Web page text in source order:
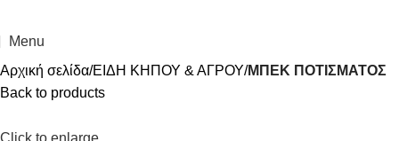
Menu
Αρχική σελίδα ΕΙΔΗ ΚΗΠΟΥ & ΑΓΡΟΥ ΜΠΕΚ ΠΟΤΙΣΜΑΤΟΣ
Back to products